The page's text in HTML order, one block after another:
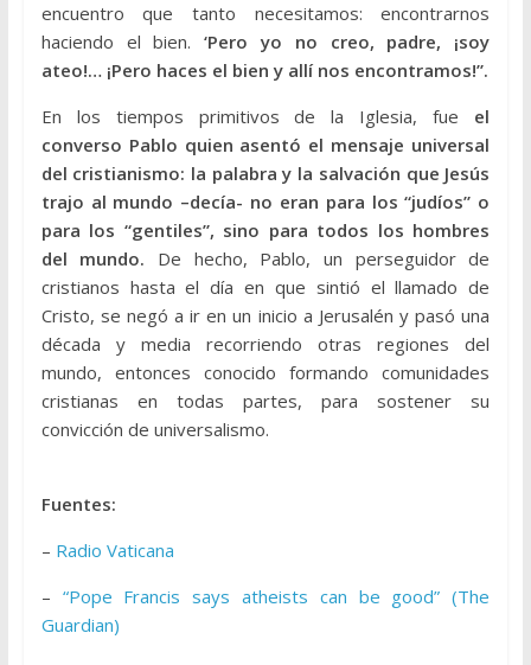
encuentro que tanto necesitamos: encontrarnos
haciendo el bien.‘Pero yo no creo, padre, ¡soy
ateo!… ¡Pero haces el bien y allí nos encontramos!”.
En los tiempos primitivos de la Iglesia, fue el
converso Pablo quien asentó el mensaje universal
del cristianismo: la palabra y la salvación que Jesús
trajo al mundo –decía- no eran para los “judíos” o
para los “gentiles”, sino para todos los hombres
del mundo. De hecho, Pablo, un perseguidor de
cristianos hasta el día en que sintió el llamado de
Cristo, se negó a ir en un inicio a Jerusalén y pasó una
década y media recorriendo otras regiones del
mundo, entonces conocido formando comunidades
cristianas en todas partes, para sostener su
convicción de universalismo.
Fuentes:
– Radio Vaticana
– “Pope Francis says atheists can be good” (The
Guardian)